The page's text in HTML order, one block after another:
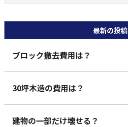
最新の投稿
ブロック撤去費用は？
30坪木造の費用は？
建物の一部だけ壊せる？